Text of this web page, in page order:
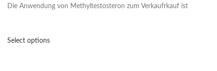
Die Anwendung von Methyltestosteron zum Verkaufrkauf ist
Select options